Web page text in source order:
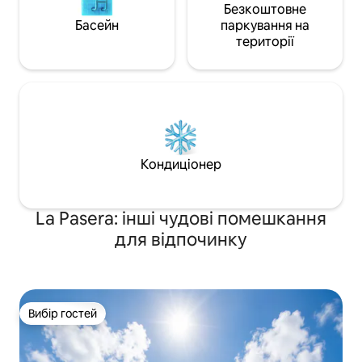
Басейн
Безкоштовне
паркування на
території
Кондиціонер
La Pasera: інші чудові помешкання
для відпочинку
Вибір гостей
Вибір гостей